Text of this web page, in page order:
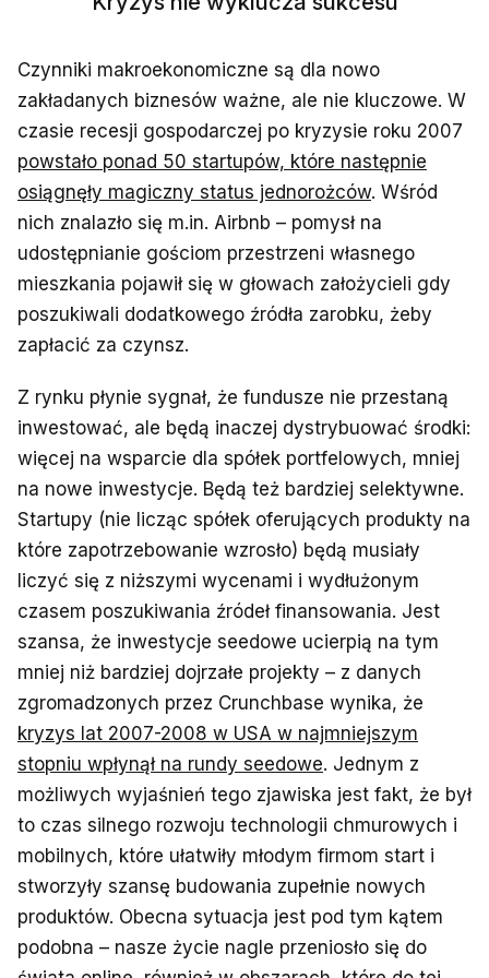
Czynniki makroekonomiczne są dla nowo
zakładanych biznesów ważne, ale nie kluczowe. W
czasie recesji gospodarczej po kryzysie roku 2007
powstało ponad 50 startupów, które następnie
osiągnęły magiczny status jednorożców. Wśród
nich znalazło się m.in. Airbnb – pomysł na
udostępnianie gościom przestrzeni własnego
mieszkania pojawił się w głowach założycieli gdy
poszukiwali dodatkowego źródła zarobku, żeby
zapłacić za czynsz.
Z rynku płynie sygnał, że fundusze nie przestaną
inwestować, ale będą inaczej dystrybuować środki:
więcej na wsparcie dla spółek portfelowych, mniej
na nowe inwestycje. Będą też bardziej selektywne.
Startupy (nie licząc spółek oferujących produkty na
które zapotrzebowanie wzrosło) będą musiały
liczyć się z niższymi wycenami i wydłużonym
czasem poszukiwania źródeł finansowania. Jest
szansa, że inwestycje seedowe ucierpią na tym
mniej niż bardziej dojrzałe projekty – z danych
zgromadzonych przez Crunchbase wynika, że
kryzys lat 2007-2008 w USA w najmniejszym
stopniu wpłynął na rundy seedowe. Jednym z
możliwych wyjaśnień tego zjawiska jest fakt, że był
to czas silnego rozwoju technologii chmurowych i
mobilnych, które ułatwiły młodym firmom start i
stworzyły szansę budowania zupełnie nowych
produktów. Obecna sytuacja jest pod tym kątem
podobna – nasze życie nagle przeniosło się do